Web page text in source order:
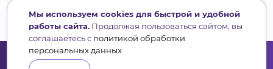
Мы используем cookies для быстрой и удобной
работы сайта. Продолжая пользоваться сайтом, вы
соглашаетесь с политикой обработки
персональных данных